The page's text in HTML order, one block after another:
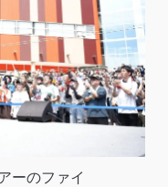
ーのファイ